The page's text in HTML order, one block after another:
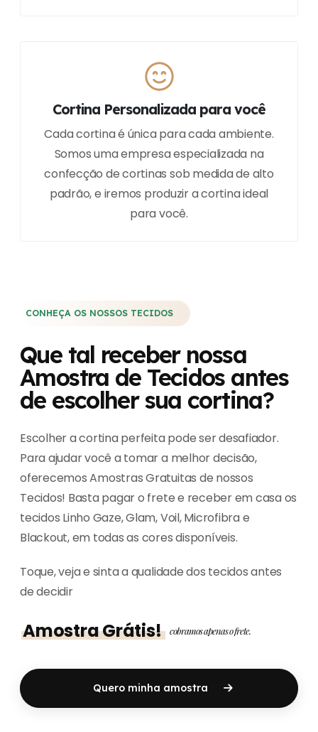
Cortina Personalizada para você
Cada cortina é única para cada ambiente.
Somos uma empresa especializada na
confecção de cortinas sob medida de alto
padrão, e iremos produzir a cortina ideal
para você.
CONHEÇA OS NOSSOS TECIDOS
Que tal receber nossa
Amostra de Tecidos antes
de escolher sua cortina?
Escolher a cortina perfeita pode ser desafiador.
Para ajudar você a tomar a melhor decisão,
oferecemos Amostras Gratuitas de nossos
Tecidos! Basta pagar o frete e receber em casa os
tecidos Linho Gaze, Glam, Voil, Microfibra e
Blackout, em todas as cores disponíveis.
Toque, veja e sinta a qualidade dos tecidos antes
de decidir
Amostra Grátis! cobramos apenas o frete.
Quero minha amostra